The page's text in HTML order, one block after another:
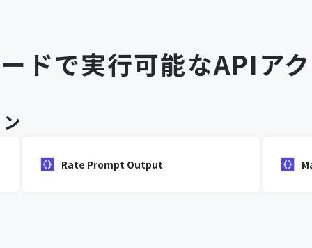
ドで実行可能なAPIア
Rate Prompt Output